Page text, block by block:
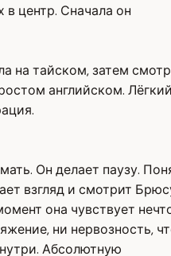
в центр. Сначала он
на тайском, затем
английском.
Он делает паузу.
взгляд и смотрит
она чувствует
ни нервозность,
Абсолютную